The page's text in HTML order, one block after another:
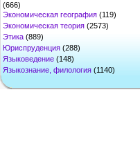
(666)
Экономическая география (119)
Экономическая теория (2573)
Этика (889)
Юриспруденция (288)
Языковедение (148)
Языкознание, филология (1140)